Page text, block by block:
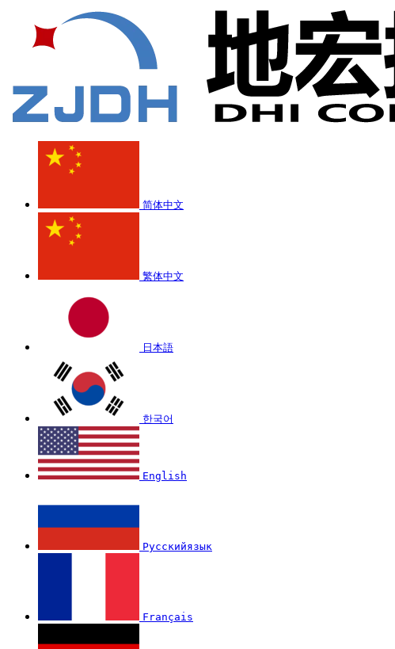
简体中文
繁体中文
日本語
한국어
English
Русскийязык
Français